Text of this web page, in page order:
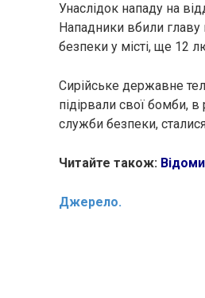
Унаслідок нападу на
Нападники вбили главу
безпеки у місті, ще 12
Сирійське державне
підірвали свої бомби,
служби безпеки,
Читайте також:
Джерело.